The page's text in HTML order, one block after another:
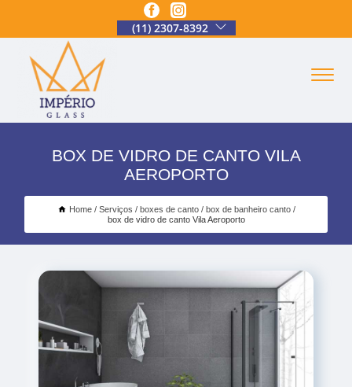
(11) 2307-8392
BOX DE VIDRO DE CANTO VILA
AEROPORTO
Home Serviços boxes de canto
box de banheiro canto
box de vidro de canto Vila Aeroporto